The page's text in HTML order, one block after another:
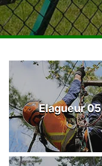
Elagueur 05